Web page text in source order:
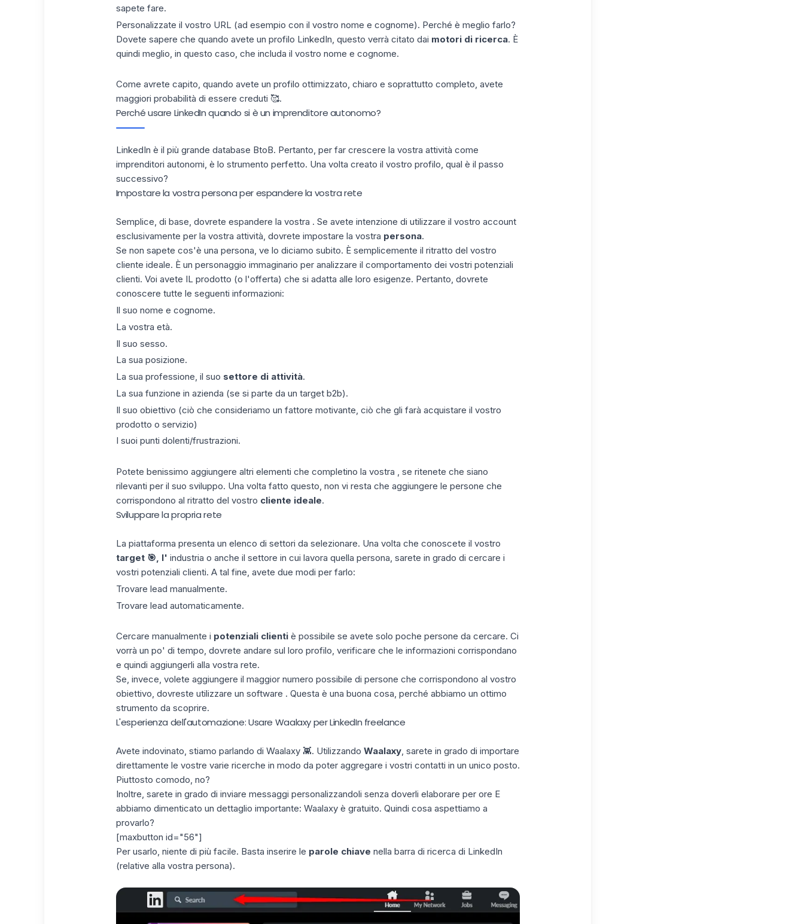
sapete fare.
Personalizzate il vostro URL (ad esempio con il vostro nome e cognome). Perché è meglio farlo?
Dovete sapere che quando avete un profilo LinkedIn, questo verrà citato dai motori di ricerca. È
quindi meglio, in questo caso, che includa il vostro nome e cognome.
Come avrete capito, quando avete un profilo ottimizzato, chiaro e soprattutto completo, avete
maggiori probabilità di essere creduti 🥰.
Perché usare LinkedIn quando si è un imprenditore autonomo?
LinkedIn è il più grande database BtoB. Pertanto, per far crescere la vostra attività come
imprenditori autonomi, è lo strumento perfetto. Una volta creato il vostro profilo, qual è il passo
successivo?
Impostare la vostra persona per espandere la vostra rete
Semplice, di base, dovrete espandere la vostra . Se avete intenzione di utilizzare il vostro account
esclusivamente per la vostra attività, dovrete impostare la vostra persona.
Se non sapete cos'è una persona, ve lo diciamo subito. È semplicemente il ritratto del vostro
cliente ideale. È un personaggio immaginario per analizzare il comportamento dei vostri potenziali
clienti. Voi avete IL prodotto (o l'offerta) che si adatta alle loro esigenze. Pertanto, dovrete
conoscere tutte le seguenti informazioni:
Il suo nome e cognome.
La vostra età.
Il suo sesso.
La sua posizione.
La sua professione, il suo settore di attività.
La sua funzione in azienda (se si parte da un target b2b).
Il suo obiettivo (ciò che consideriamo un fattore motivante, ciò che gli farà acquistare il vostro
prodotto o servizio)
I suoi punti dolenti/frustrazioni.
Potete benissimo aggiungere altri elementi che completino la vostra , se ritenete che siano
rilevanti per il suo sviluppo. Una volta fatto questo, non vi resta che aggiungere le persone che
corrispondono al ritratto del vostro cliente ideale.
Sviluppare la propria rete
La piattaforma presenta un elenco di settori da selezionare. Una volta che conoscete il vostro
target 🎯, l' industria o anche il settore in cui lavora quella persona, sarete in grado di cercare i
vostri potenziali clienti. A tal fine, avete due modi per farlo:
Trovare lead manualmente.
Trovare lead automaticamente.
Cercare manualmente i potenziali clientiè possibile se avete solo poche persone da cercare. Ci
vorrà un po' di tempo, dovrete andare sul loro profilo, verificare che le informazioni corrispondano
e quindi aggiungerli alla vostra rete.
Se, invece, volete aggiungere il maggior numero possibile di persone che corrispondono al vostro
obiettivo, dovreste utilizzare un software . Questa è una buona cosa, perché abbiamo un ottimo
strumento da scoprire.
L'esperienza dell'automazione: Usare Waalaxy per LinkedIn freelance
Avete indovinato, stiamo parlando di Waalaxy👾. Utilizzando Waalaxy, sarete in grado di importare
direttamente le vostre varie ricerche in modo da poter aggregare i vostri contatti in un unico posto.
Piuttosto comodo, no?
Inoltre, sarete in grado di inviare messaggi personalizzandoli senza doverli elaborare per ore E
abbiamo dimenticato un dettaglio importante: Waalaxy è gratuito. Quindi cosa aspettiamo a
provarlo?
[maxbutton id="56"]
Per usarlo, niente di più facile. Basta inserire le parole chiave nella barra di ricerca di LinkedIn
(relative alla vostra persona).